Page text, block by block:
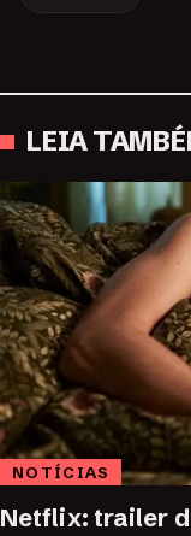
LEIA
NOTÍCIAS
Netflix: trailer